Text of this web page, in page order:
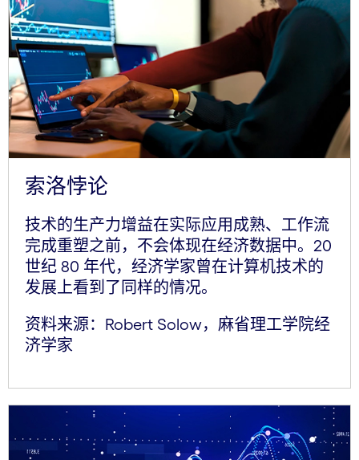
索洛悖论
技术的生产力增益在实际应用成熟、工作流
完成重塑之前，不会体现在经济数据中。20
世纪 80 年代，经济学家曾在计算机技术的
发展上看到了同样的情况。
资料来源：Robert Solow，麻省理工学院经
济学家